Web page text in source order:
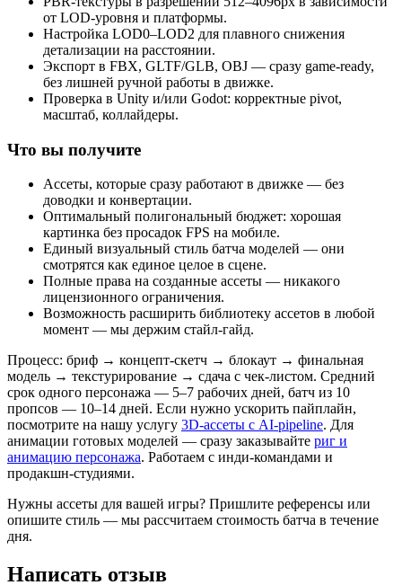
от LOD-уровня и платформы.
Настройка LOD0–LOD2 для плавного снижения
детализации на расстоянии.
Экспорт в FBX, GLTF/GLB, OBJ — сразу game-ready,
без лишней ручной работы в движке.
Проверка в Unity и/или Godot: корректные pivot,
масштаб, коллайдеры.
Что вы получите
Ассеты, которые сразу работают в движке — без
доводки и конвертации.
Оптимальный полигональный бюджет: хорошая
картинка без просадок FPS на мобиле.
Единый визуальный стиль батча моделей — они
смотрятся как единое целое в сцене.
Полные права на созданные ассеты — никакого
лицензионного ограничения.
Возможность расширить библиотеку ассетов в любой
момент — мы держим стайл-гайд.
Процесс: бриф → концепт-скетч → блокаут → финальная
модель → текстурирование → сдача с чек-листом. Средний
срок одного персонажа — 5–7 рабочих дней, батч из 10
пропсов — 10–14 дней. Если нужно ускорить пайплайн,
посмотрите на нашу услугу 3D-ассеты с AI-pipeline. Для
анимации готовых моделей — сразу заказывайте риг и
анимацию персонажа. Работаем с инди-командами и
продакшн-студиями.
Нужны ассеты для вашей игры? Пришлите референсы или
опишите стиль — мы рассчитаем стоимость батча в течение
дня.
Написать отзыв